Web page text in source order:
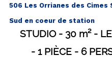
506 Les Orrianes des
Sud en coeur de station
STUDIO 30 m²
1 PIÈCE
6